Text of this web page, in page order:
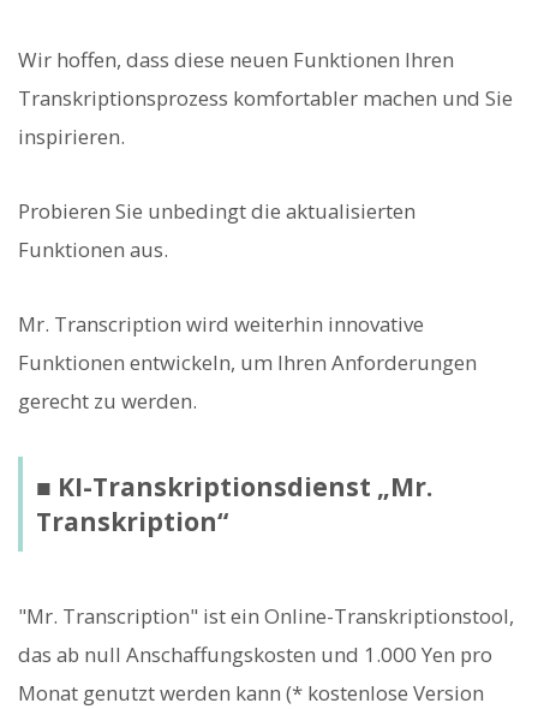
Wir hoffen, dass diese neuen Funktionen Ihren
Transkriptionsprozess komfortabler machen und Sie
inspirieren.
Probieren Sie unbedingt die aktualisierten
Funktionen aus.
Mr. Transcription wird weiterhin innovative
Funktionen entwickeln, um Ihren Anforderungen
gerecht zu werden.
■ KI-Transkriptionsdienst „Mr.
Transkription“
"Mr. Transcription" ist ein Online-Transkriptionstool,
das ab null Anschaffungskosten und 1.000 Yen pro
Monat genutzt werden kann (* kostenlose Version